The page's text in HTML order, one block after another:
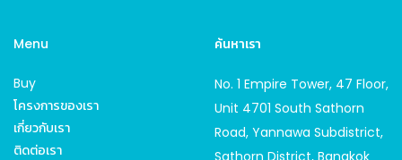
Menu
Buy
โครงการของเรา
เกี่ยวกับเรา
ติดต่อเรา
ค้นหาเรา
No. 1 Empire Tower, 47 Floor,
Unit 4701 South Sathorn
Road, Yannawa Subdistrict,